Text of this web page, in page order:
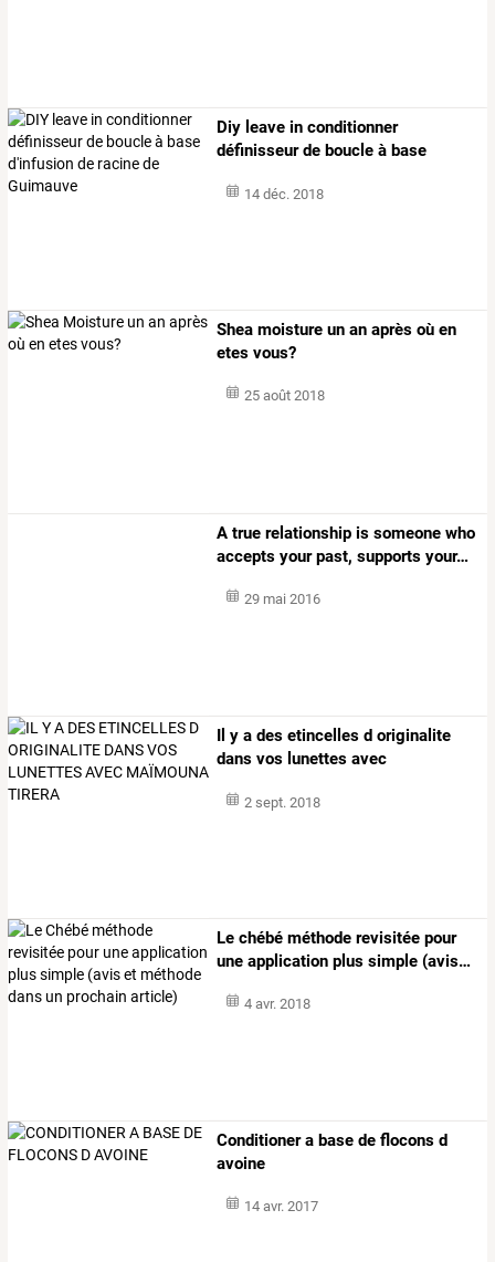
Diy leave in conditionner
définisseurde boucle à base
14 déc. 2018
Shea moisture un an après où en
etes vous?
25 août 2018
A true relationship is someone who
accepts yourpast, supports your…
29 mai 2016
Il y a des etincelles d originalite
dans vos lunettes avec
2 sept. 2018
Le chébé méthode revisitée pour
une application plus simple (avis…
4 avr. 2018
Conditioner a base de flocons d
avoine
14 avr. 2017